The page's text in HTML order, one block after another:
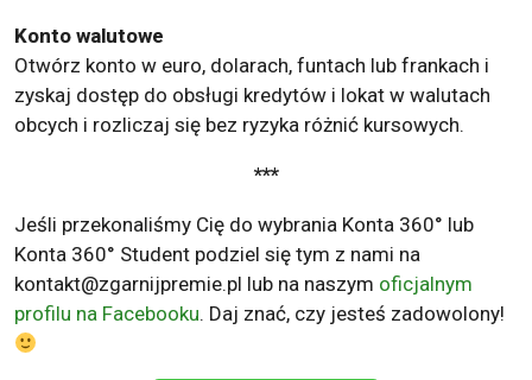
Konto walutowe
Otwórz konto w euro, dolarach, funtach lub frankach i
zyskaj dostęp do obsługi kredytów i lokat w walutach
obcych i rozliczaj się bez ryzyka różnić kursowych.
***
Jeśli przekonaliśmy Cię do wybrania Konta 360° lub
Konta 360° Student podziel się tym z nami na
kontakt@zgarnijpremie.pl lub na naszym oficjalnym
profilu na Facebooku. Daj znać, czy jesteś zadowolony!